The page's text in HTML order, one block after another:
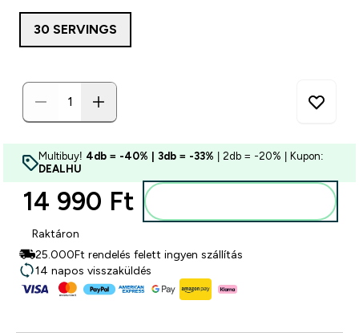
30 SERVINGS
Multibuy! 4db = -40% | 3db = -33% | 2db = -20% | Kupon:
DEALHU
14 990 Ft‎
Raktáron
25.000Ft rendelés felett ingyen szállítás
14 napos visszaküldés